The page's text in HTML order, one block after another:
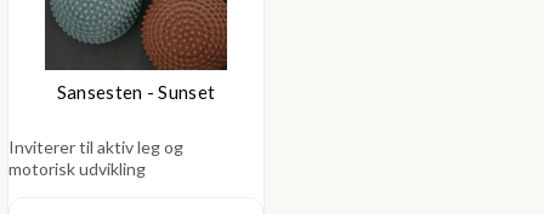
Sansesten - Sunset
Inviterer til aktiv leg og
motorisk udvikling